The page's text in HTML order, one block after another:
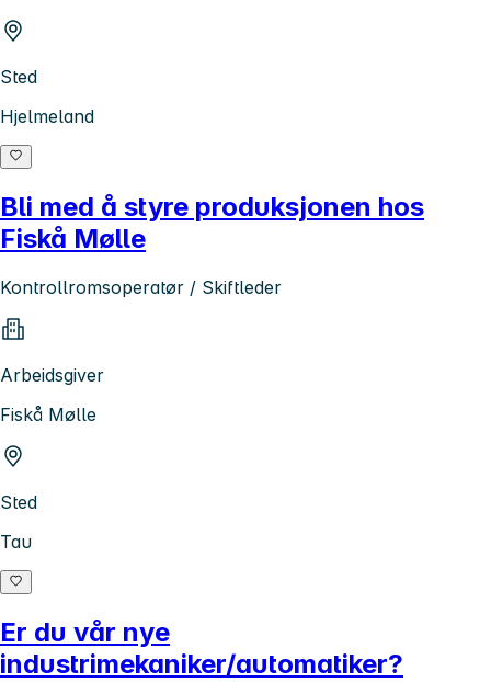
Sted
Hjelmeland
Bli med å styre produksjonen hos
Fiskå Mølle
Kontrollromsoperatør / Skiftleder
Arbeidsgiver
Fiskå Mølle
Sted
Tau
Er du vår nye
industrimekaniker/automatiker?